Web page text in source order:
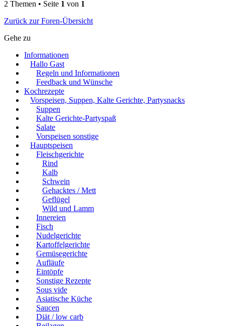
2 Themen • Seite 1 von 1
Zurück zur Foren-Übersicht
Gehe zu
Informationen
Hallo Gast
Regeln und Informationen
Feedback und Wünsche
Kochrezepte
Vorspeisen, Suppen, Kalte Gerichte, Partysnacks
Suppen
Kalte Gerichte-Partyspaß
Salate
Vorspeisen sonstige
Hauptspeisen
Fleischgerichte
Rind
Kalb
Schwein
Gehacktes / Mett
Geflügel
Wild und Lamm
Innereien
Fisch
Nudelgerichte
Kartoffelgerichte
Gemüsegerichte
Aufläufe
Eintöpfe
Sonstige Rezepte
Sous vide
Asiatische Küche
Saucen
Diät / low carb